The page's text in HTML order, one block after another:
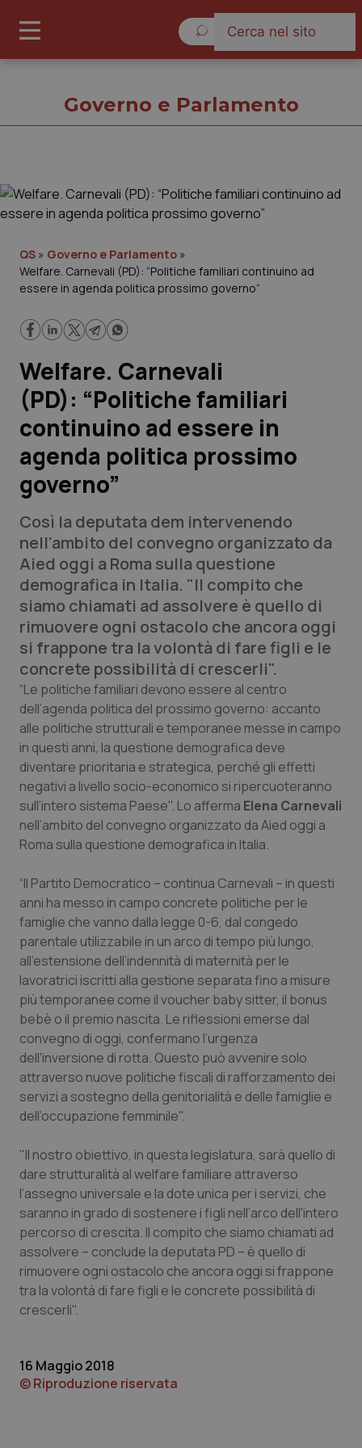
Governo e Parlamento
Regioni e Asl
Lavoro e Professioni
Scienza e Farmaci
Studi e Analisi
Lettere al direttore
Edizioni Regionali
QS Pro
Professionisti Sanitari.AI
Abruzzo
Basilicata
Calabria
Campania
Emilia-Romagna
Lazio
Liguria
Lombardia
Marche
Molise
Piemonte
Provincia Autonoma di Bolzano
Provincia Autonoma di Trento
Puglia
Sardegna
Toscana
QS Pro Gold
Artrite & artrosi
Asma & BPCO
Car-T
Colesterolo & coronaropatie
Diabete & glucometri
Disturbi dell’umore
Dolore
Donna & Salute
Epatiti
HIV
Infezioni & Febbre
Ipertensione & Scompenso
Malattie rare
Malattia di Crohn & Rettocolite Ulcerosa
Obesità
QS Club Newsletter
Governo e Parlamento
QS » Governo e Parlamento »
Welfare. Carnevali (PD): “Politiche familiari continuino ad
essere in agenda politica prossimo governo”
Welfare. Carnevali
(PD): “Politiche familiari
continuino ad essere in
agenda politica prossimo
governo”
Così la deputata dem intervenendo
nell’ambito del convegno organizzato da
Aied oggi a Roma sulla questione
demografica in Italia. "Il compito che
siamo chiamati ad assolvere è quello di
rimuovere ogni ostacolo che ancora oggi
si frappone tra la volontà di fare figli e le
concrete possibilità di crescerli".
“Le politiche familiari devono essere al centro
dell’agenda politica del prossimo governo: accanto
alle politiche strutturali e temporanee messe in campo
in questi anni, la questione demografica deve
diventare prioritaria e strategica, perché gli effetti
negativi a livello socio-economico si ripercuoteranno
sull’intero sistema Paese". Lo afferma Elena Carnevali
nell’ambito del convegno organizzato da Aied oggi a
Roma sulla questione demografica in Italia.
“Il Partito Democratico – continua Carnevali – in questi
anni ha messo in campo concrete politiche per le
famiglie che vanno dalla legge 0-6, dal congedo
parentale utilizzabile in un arco di tempo più lungo,
all’estensione dell’indennità di maternità per le
lavoratrici iscritti alla gestione separata fino a misure
più temporanee come il voucher baby sitter, il bonus
bebè o il premio nascita. Le riflessioni emerse dal
convegno di oggi, confermano l’urgenza
dell'inversione di rotta. Questo può avvenire solo
attraverso nuove politiche fiscali di rafforzamento dei
servizi a sostegno della genitorialità e delle famiglie e
dell’occupazione femminile".
"Il nostro obiettivo, in questa legislatura, sarà quello di
dare strutturalità al welfare familiare attraverso
l’assegno universale e la dote unica per i servizi, che
saranno in grado di sostenere i figli nell’arco dell'intero
percorso di crescita. Il compito che siamo chiamati ad
assolvere – conclude la deputata PD – è quello di
rimuovere ogni ostacolo che ancora oggi si frappone
tra la volontà di fare figli e le concrete possibilità di
crescerli".
16 Maggio 2018
© Riproduzione riservata